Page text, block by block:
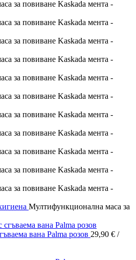
Мултифункционална маса за
вана Palma розов 29,90 € /